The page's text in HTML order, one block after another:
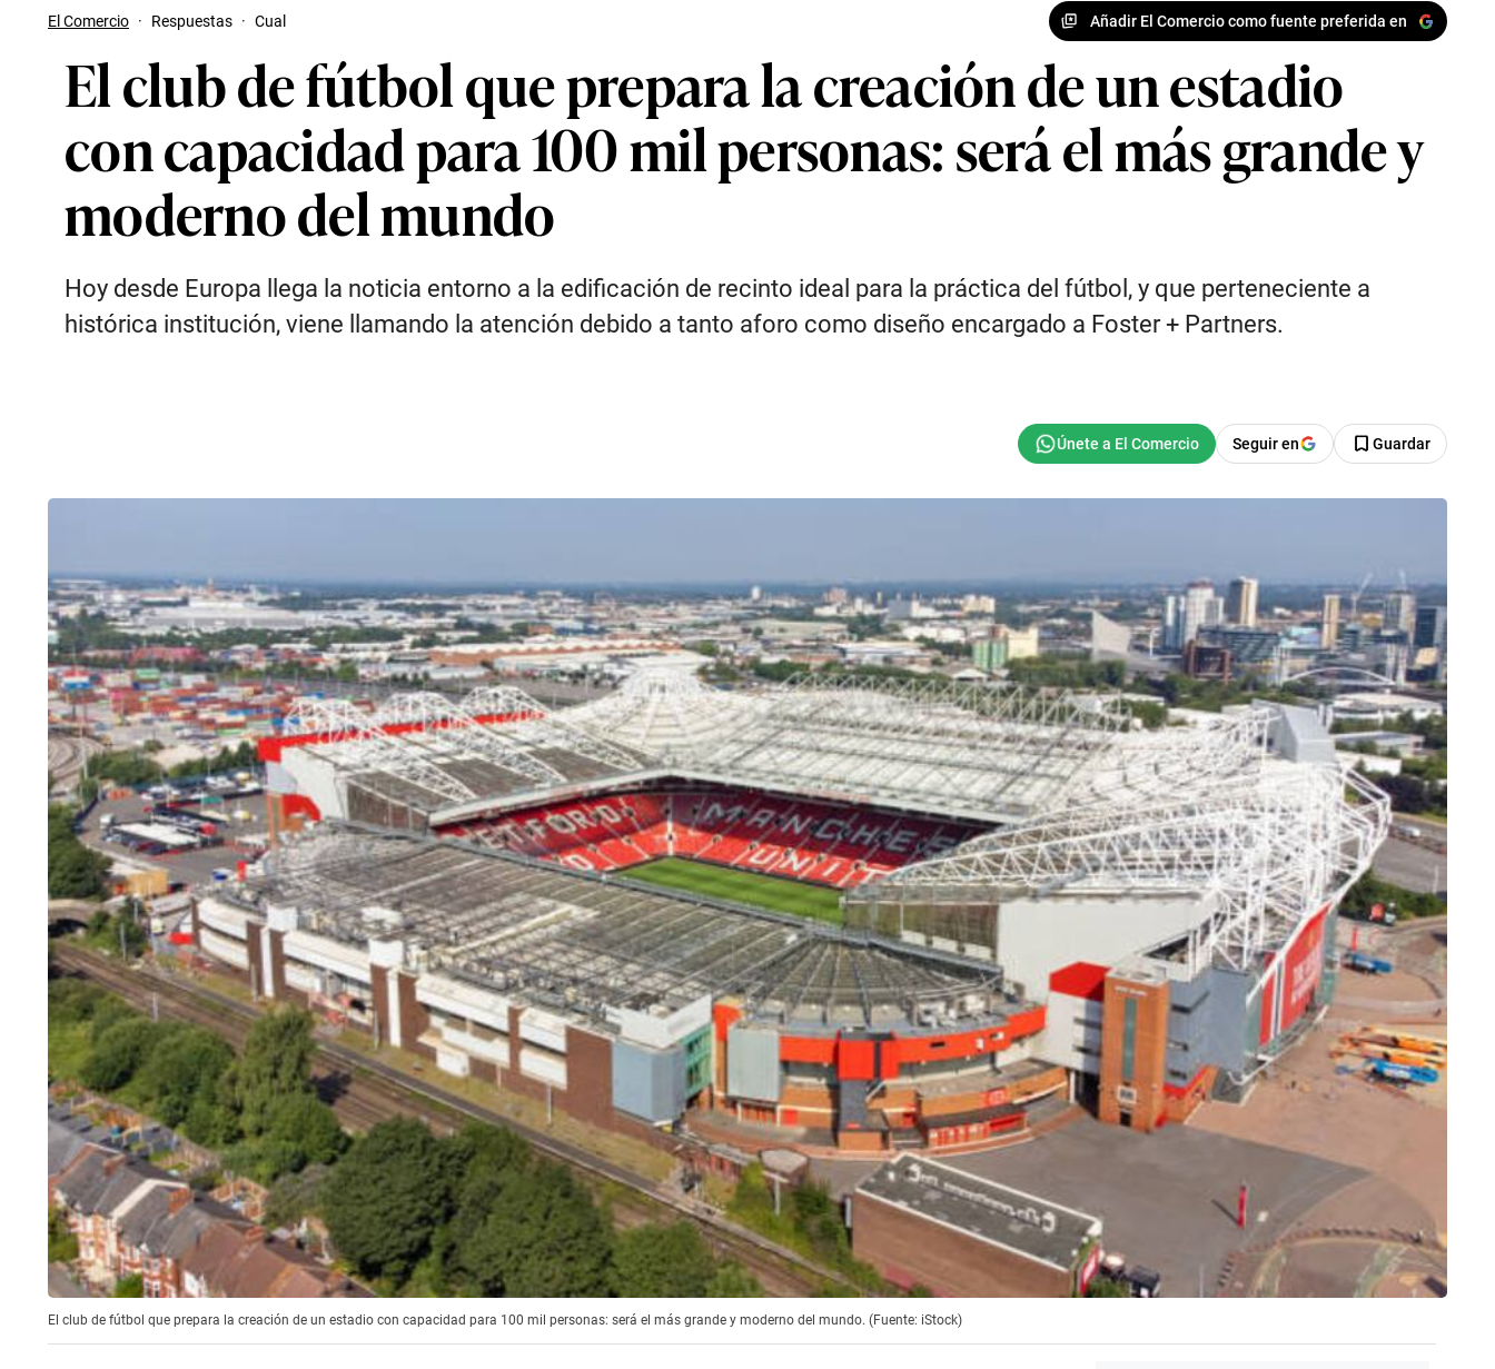
El Comercio · Respuestas · Cual Añadir El Comercio como fuente preferida en
El club de fútbol que prepara la creación de un estadio
con capacidad para 100 mil personas: será el más grande y
moderno del mundo
Hoy desde Europa llega la noticia entorno a la edificación de recinto ideal para la práctica del fútbol, y que perteneciente a
histórica institución, viene llamando la atención debido a tanto aforo como diseño encargado a Foster + Partners.
Seguir en Guardar
El club de fútbol que prepara la creación de un estadio con capacidad para 100 mil personas: será el más grande y moderno del mundo. (Fuente: iStock)